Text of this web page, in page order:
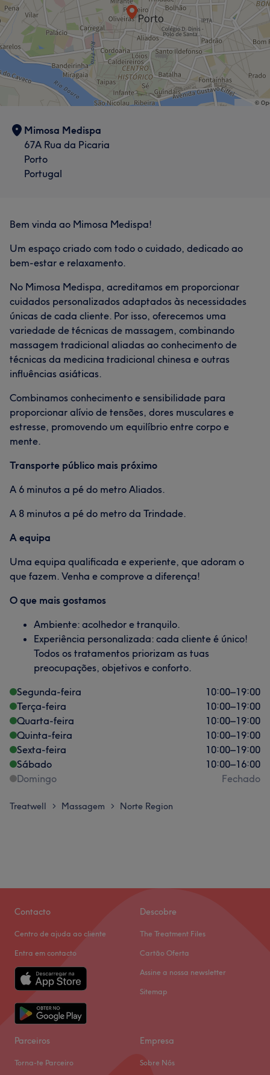
Mimosa Medispa
67A Rua da Picaria
Porto
Portugal
Bem vinda ao Mimosa Medispa!
Um espaço criado com todo o cuidado, dedicado ao
bem-estar e relaxamento.
No Mimosa Medispa, acreditamos em proporcionar
cuidados personalizados adaptados às necessidades
únicas de cada cliente. Por isso, oferecemos uma
variedade de técnicas de massagem, combinando
massagem tradicional aliadas ao conhecimento de
técnicas da medicina tradicional chinesa e outras
influências asiáticas.
Combinamos conhecimento e sensibilidade para
proporcionar alívio de tensões, dores musculares e
estresse, promovendo um equilíbrio entre corpo e
mente.
Transporte público mais próximo
A 6 minutos a pé do metro Aliados.
A 8 minutos a pé do metro da Trindade.
A equipa
Uma equipa qualificada e experiente, que adoram o
que fazem. Venha e comprove a diferença!
O que mais gostamos
Ambiente: acolhedor e tranquilo.
Experiência personalizada: cada cliente é único!
Todos os tratamentos priorizam as tuas
preocupações, objetivos e conforto.
Segunda-feira
10:00–19:00
Terça-feira
10:00–19:00
Quarta-feira
10:00–19:00
Quinta-feira
10:00–19:00
Sexta-feira
10:00–19:00
Sábado
10:00–16:00
Domingo
Fechado
Treatwell > Massagem > Norte Region
Contacto
Centro de ajuda ao cliente
Entra em contacto
Descobre
The Treatment Files
Cartão Oferta
Assine a nossa newsletter
Sitemap
Parceiros
Torna-te Parceiro
Empresa
Sobre Nós